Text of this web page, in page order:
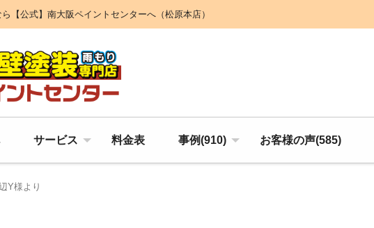
【公式】南大阪ペイントセンターへ（松原本店）
サービス 料金表 事例(910) お客様の声(585)
Y様より